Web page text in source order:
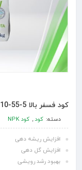
کود فسفر بالا 5-55-10 هاروانا یک کیلویی
دسته: کود, کود NPK
افزایش ریشه دهی
افزایش گل دهی
بهبود رشد رویشی